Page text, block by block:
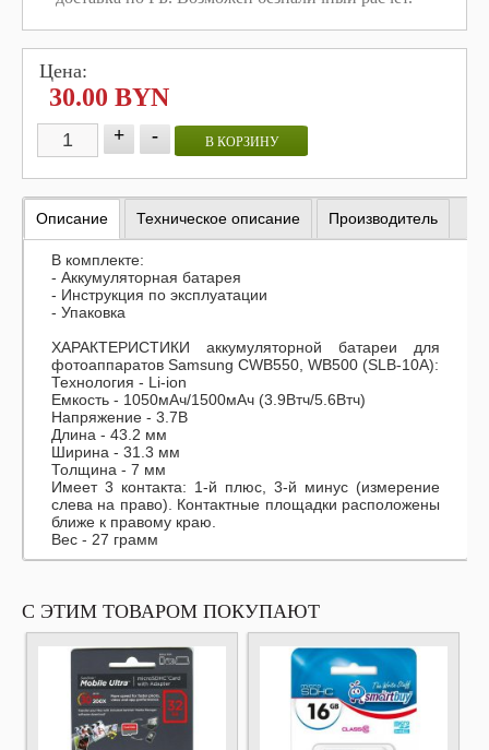
Цена:
30.00 BYN
+ - В КОРЗИНУ
Описание Техническое описание Производитель
В комплекте:
- Аккумуляторная батарея
- Инструкция по эксплуатации
- Упаковка
ХАРАКТЕРИСТИКИ аккумуляторной батареи для
фотоаппаратов Samsung CWB550, WB500 (SLB-10A):
Технология - Li-ion
Емкость - 1050мАч/1500мАч (3.9Втч/5.6Втч)
Напряжение - 3.7В
Длина - 43.2 мм
Ширина - 31.3 мм
Толщина - 7 мм
Имеет 3 контакта: 1-й плюс, 3-й минус (измерение
слева на право). Контактные площадки расположены
ближе к правому краю.
Вес - 27 грамм
С ЭТИМ ТОВАРОМ ПОКУПАЮТ